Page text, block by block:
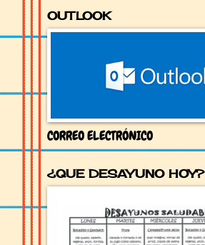
OUTLOOK
CORREO ELECTRÓNICO
¿QUE DESAYUNO HOY?